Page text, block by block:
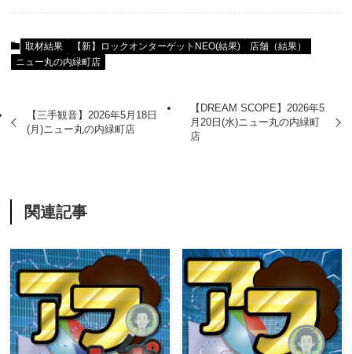
取材結果 【新】ロックオンターゲットNEO(結果)
店舗（結果）
ニュー丸の内緑町店
【三手観音】2026年5月18日
(月)ニュー丸の内緑町店
【DREAM SCOPE】2026年5
月20日(水)ニュー丸の内緑町
店
関連記事